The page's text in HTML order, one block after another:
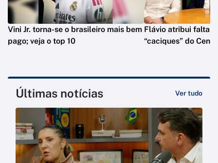
Vini Jr. torna-se o brasileiro mais bem
pago; veja o top 10
Flávio atribui falta
“caciques” do
Últimas notícias Ver tudo